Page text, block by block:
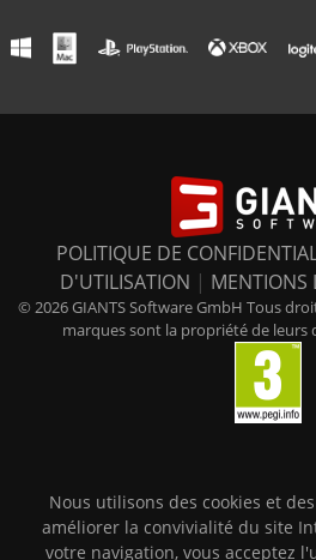
POLITIQUE DE
D'UTILISATION | MENTIONS
© 2026 GIANTS Software GmbH Tous
marques sont la propriété de leurs
Nous utilisons des cookies et
améliorer la convivialité du site
votre navigation, vous acceptez